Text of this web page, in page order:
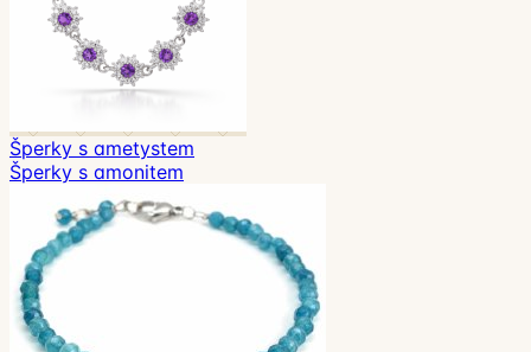
Šperky s ametystem
Šperky s amonitem